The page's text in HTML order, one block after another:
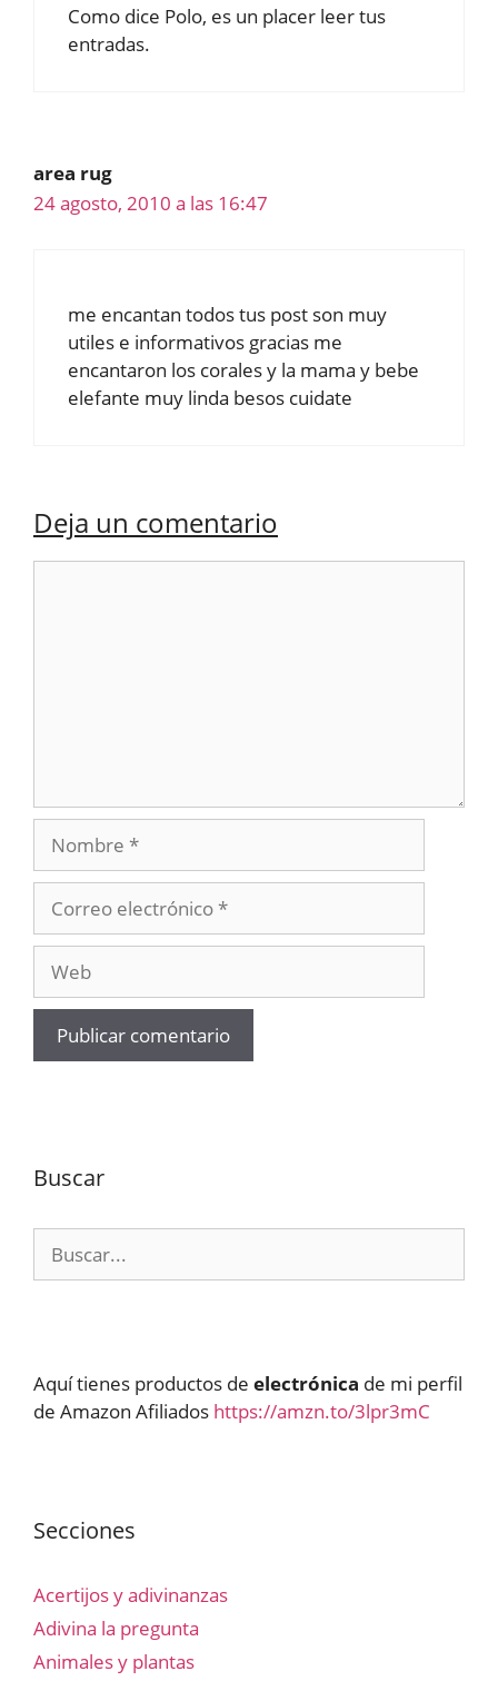
Como dice Polo, es un placer leer tus
entradas.
area rug
24 agosto, 2010 a las 16:47
me encantan todos tus post son muy
utiles e informativos gracias me
encantaron los corales y la mama y bebe
elefante muy linda besos cuidate
Deja un comentario
Nombre
electrónico
Buscar
Aquí tienes productos de electrónica de mi perfil
de Amazon Afiliados https://amzn.to/3lpr3mC
Secciones
Acertijos y adivinanzas
Adivina la pregunta
Animales y plantas